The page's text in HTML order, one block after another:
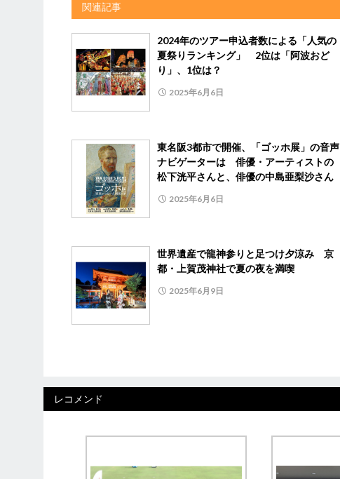
関連記事
2024年のツアー申込者数による「人気の
夏祭りランキング」 2位は「阿波おど
り」、1位は？
2025年6月6日
東名阪3都市で開催、「ゴッホ展」の音声
ナビゲーターは 俳優・アーティストの
松下洸平さんと、俳優の中島亜梨沙さん
2025年6月6日
世界遺産で龍神参りと足つけ夕涼み 京
都・上賀茂神社で夏の夜を満喫
2025年6月9日
レコメンド